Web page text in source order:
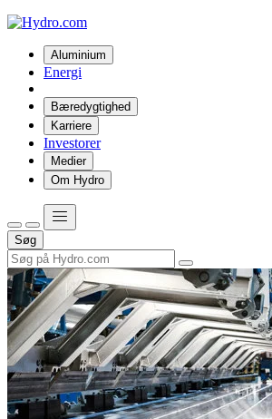
Aluminium
Energi
Bæredygtighed
Karriere
Investorer
Medier
Om Hydro
Søg